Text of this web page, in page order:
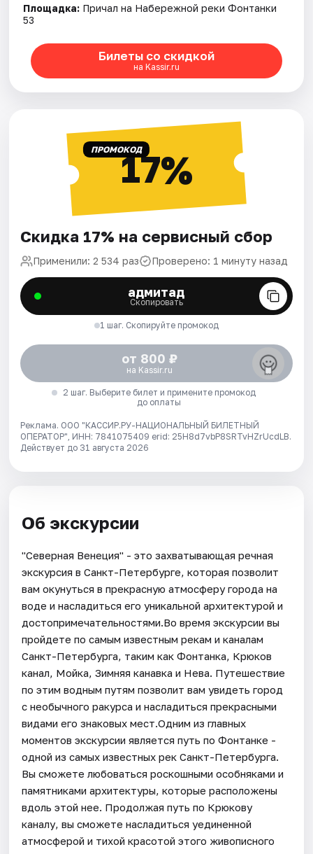
Площадка: Причал на Набережной реки Фонтанки
53
Билеты со скидкой
на Kassir.ru
ПРОМОКОД17%
Скидка 17% на сервисный сбор
Применили: 2 534 раз Проверено: 1 минуту назад
адмитад
Скопировать
1 шаг. Скопируйте промокод
от 800 ₽
на Kassir.ru
2 шаг. Выберите билет и примените промокод
до оплаты
Реклама. ООО "КАССИР.РУ-НАЦИОНАЛЬНЫЙ БИЛЕТНЫЙ
ОПЕРАТОР", ИНН: 7841075409 erid: 25H8d7vbP8SRTvHZrUcdLB.
Действует до 31 августа 2026
Об экскурсии
"Северная Венеция" - это захватывающая речная
экскурсия в Санкт-Петербурге, которая позволит
вам окунуться в прекрасную атмосферу города на
воде и насладиться его уникальной архитектурой и
достопримечательностями.Во время экскурсии вы
пройдете по самым известным рекам и каналам
Санкт-Петербурга, таким как Фонтанка, Крюков
канал, Мойка, Зимняя канавка и Нева. Путешествие
по этим водным путям позволит вам увидеть город
с необычного ракурса и насладиться прекрасными
видами его знаковых мест.Одним из главных
моментов экскурсии является путь по Фонтанке -
одной из самых известных рек Санкт-Петербурга.
Вы сможете любоваться роскошными особняками и
памятниками архитектуры, которые расположены
вдоль этой нее. Продолжая путь по Крюкову
каналу, вы сможете насладиться уединенной
атмосферой и тихой красотой этого живописного